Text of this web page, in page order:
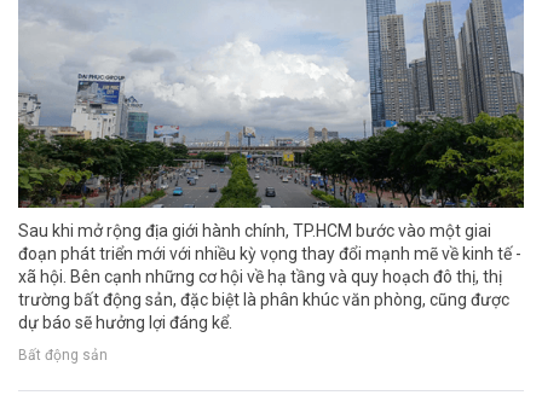
Sau khi mở rộng địa giới hành chính, TP.HCM bước vào một giai
đoạn phát triển mới với nhiều kỳ vọng thay đổi mạnh mẽ về kinh tế -
xã hội. Bên cạnh những cơ hội về hạ tầng và quy hoạch đô thị, thị
trường bất động sản, đặc biệt là phân khúc văn phòng, cũng được
dự báo sẽ hưởng lợi đáng kể.
Bất động sản